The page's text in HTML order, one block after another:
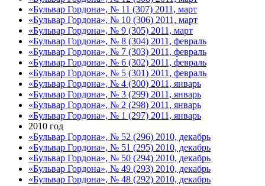
«Бульвар Гордона», № 11 (307) 2011, март
«Бульвар Гордона», № 10 (306) 2011, март
«Бульвар Гордона», № 9 (305) 2011, март
«Бульвар Гордона», № 8 (304) 2011, февраль
«Бульвар Гордона», № 7 (303) 2011, февраль
«Бульвар Гордона», № 6 (302) 2011, февраль
«Бульвар Гордона», № 5 (301) 2011, февраль
«Бульвар Гордона», № 4 (300) 2011, январь
«Бульвар Гордона», № 3 (299) 2011, январь
«Бульвар Гордона», № 2 (298) 2011, январь
«Бульвар Гордона», № 1 (297) 2011, январь
2010 год
«Бульвар Гордона», № 52 (296) 2010, декабрь
«Бульвар Гордона», № 51 (295) 2010, декабрь
«Бульвар Гордона», № 50 (294) 2010, декабрь
«Бульвар Гордона», № 49 (293) 2010, декабрь
«Бульвар Гордона», № 48 (292) 2010, декабрь